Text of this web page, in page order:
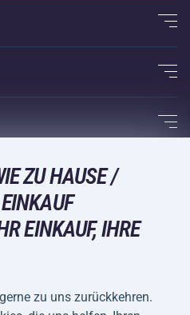
ZU HAUSE /
EINKAUF, IHRE
zu uns zurückkehren.